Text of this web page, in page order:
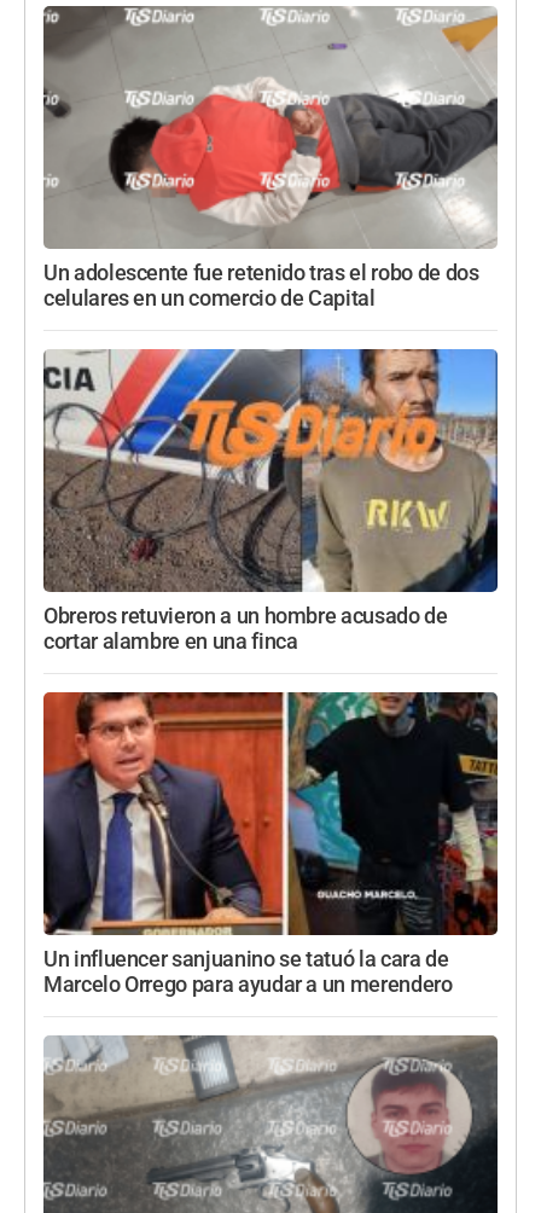
Un adolescente fue retenido tras el robo de dos
celulares en un comercio de Capital
Obreros retuvieron a un hombre acusado de
cortar alambre en una finca
Un influencer sanjuanino se tatuó la cara de
Marcelo Orrego para ayudar a un merendero